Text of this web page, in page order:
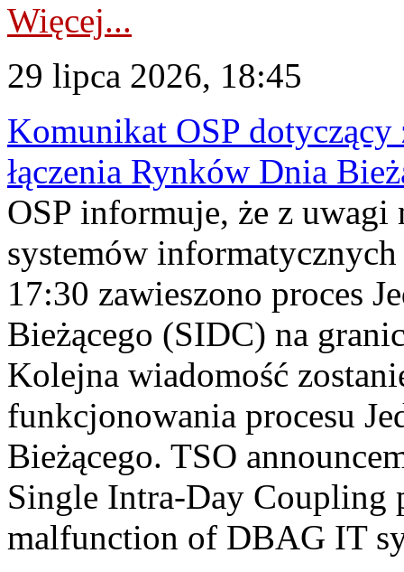
Więcej...
29 lipca 2026, 18:45
Komunikat OSP dotyczący
łączenia Rynków Dnia
OSP informuje, że z uwagi
systemów
17:30 zawieszono proces
Bieżącego (SIDC) na
Kolejna wiadomość
funkcjonowania procesu
Bieżącego. TSO
Single Intra-Day Coupling
malfunction of DBAG IT